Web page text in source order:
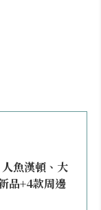
魚漢頓、大
品+4款周邊